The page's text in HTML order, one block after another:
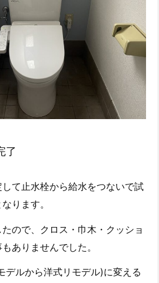
了
て止水栓から給水をつないで試
ります。
ので、クロス・巾木・クッショ
ありませんでした。
デルから洋式リモデル)に変える